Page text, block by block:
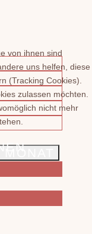
von ihnen sind
uns helfen, diese
(Tracking Cookies).
zulassen möchten.
nicht mehr